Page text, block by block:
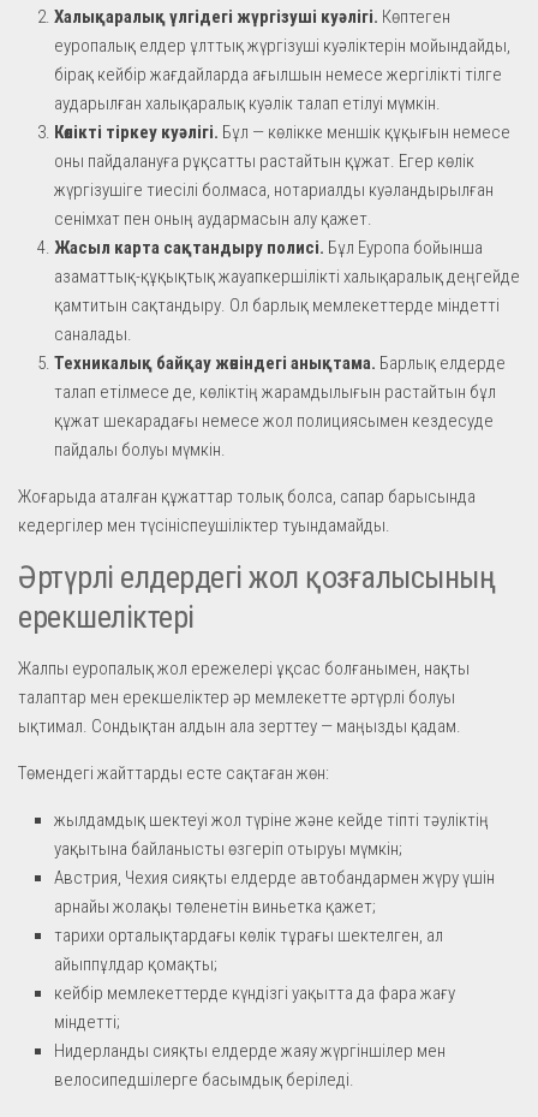
Халықаралық үлгідегі жүргізуші куәлігі. Көптеген
еуропалық елдер ұлттық жүргізуші куәліктерін мойындайды,
бірақ кейбір жағдайларда ағылшын немесе жергілікті тілге
аударылған халықаралық куәлік талап етілуі мүмкін.
Көлікті тіркеу куәлігі. Бұл — көлікке меншік құқығын немесе
оны пайдалануға рұқсатты растайтын құжат. Егер көлік
жүргізушіге тиесілі болмаса, нотариалды куәландырылған
сенімхат пен оның аудармасын алу қажет.
Жасыл карта сақтандыру полисі. Бұл Еуропа бойынша
азаматтық-құқықтық жауапкершілікті халықаралық деңгейде
қамтитын сақтандыру. Ол барлық мемлекеттерде міндетті
саналады.
Техникалық байқау жөніндегі анықтама. Барлық елдерде
талап етілмесе де, көліктің жарамдылығын растайтын бұл
құжат шекарадағы немесе жол полициясымен кездесуде
пайдалы болуы мүмкін.
Жоғарыда аталған құжаттар толық болса, сапар барысында
кедергілер мен түсініспеушіліктер туындамайды.
Әртүрлі елдердегі жол қозғалысының
ерекшеліктері
Жалпы еуропалық жол ережелері ұқсас болғанымен, нақты
талаптар мен ерекшеліктер әр мемлекетте әртүрлі болуы
ықтимал. Сондықтан алдын ала зерттеу — маңызды қадам.
Төмендегі жайттарды есте сақтаған жөн:
жылдамдық шектеуі жол түріне және кейде тіпті тәуліктің
уақытына байланысты өзгеріп отыруы мүмкін;
Австрия, Чехия сияқты елдерде автобандармен жүру үшін
арнайы жолақы төленетін виньетка қажет;
тарихи орталықтардағы көлік тұрағы шектелген, ал
айыппұлдар қомақты;
кейбір мемлекеттерде күндізгі уақытта да фара жағу
міндетті;
Нидерланды сияқты елдерде жаяу жүргіншілер мен
велосипедшілерге басымдық беріледі.